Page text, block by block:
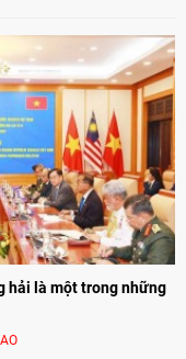
rộng Thương mại
Hoa Kỳ - Việt Nam",
đại hóa nông nghiệp
nước.
hải là một trong những